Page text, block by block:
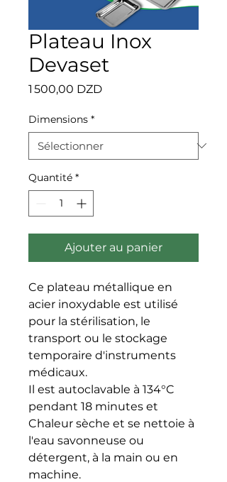
Plateau Inox
Devaset
1 500,00 DZDPrix
Dimensions *
Quantité *
Ajouter au panier
Ce plateau métallique en
acier inoxydable est utilisé
pour la stérilisation, le
transport ou le stockage
temporaire d'instruments
médicaux.
Il est autoclavable à 134°C
pendant 18 minutes et
Chaleur sèche et se nettoie à
l'eau savonneuse ou
détergent, à la main ou en
machine.